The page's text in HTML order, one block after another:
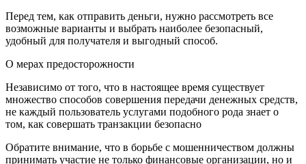
Перед тем, как отправить деньги, нужно рассмотреть все
возможные варианты и выбрать наиболее безопасный,
удобный для получателя и выгодный способ.
О мерах предосторожности
Независимо от того, что в настоящее время существует
множество способов совершения передачи денежных средств,
не каждый пользователь услугами подобного рода знает о
том, как совершать транзакции безопасно
Обратите внимание, что в борьбе с мошенничеством должны
принимать участие не только финансовые организации, но и